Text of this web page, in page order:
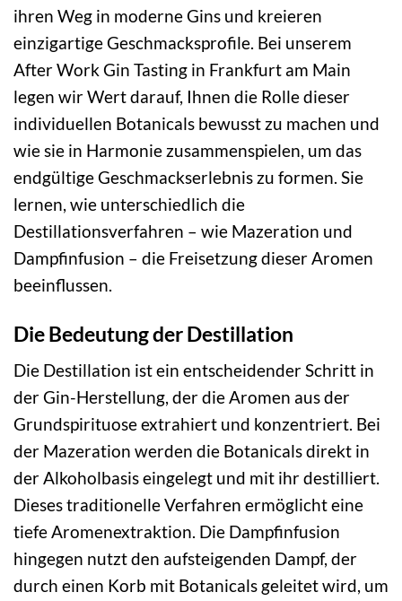
ihren Weg in moderne Gins und kreieren
einzigartige Geschmacksprofile. Bei unserem
After Work Gin Tasting in Frankfurt am Main
legen wir Wert darauf, Ihnen die Rolle dieser
individuellen Botanicals bewusst zu machen und
wie sie in Harmonie zusammenspielen, um das
endgültige Geschmackserlebnis zu formen. Sie
lernen, wie unterschiedlich die
Destillationsverfahren – wie Mazeration und
Dampfinfusion – die Freisetzung dieser Aromen
beeinflussen.
Die Bedeutung der Destillation
Die Destillation ist ein entscheidender Schritt in
der Gin-Herstellung, der die Aromen aus der
Grundspirituose extrahiert und konzentriert. Bei
der Mazeration werden die Botanicals direkt in
der Alkoholbasis eingelegt und mit ihr destilliert.
Dieses traditionelle Verfahren ermöglicht eine
tiefe Aromenextraktion. Die Dampfinfusion
hingegen nutzt den aufsteigenden Dampf, der
durch einen Korb mit Botanicals geleitet wird, um